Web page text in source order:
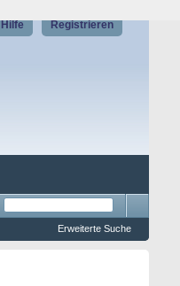
Registrieren
Hilfe
Erweiterte Suche